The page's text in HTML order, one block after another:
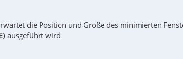
die Position und Größe des minimierten
ausgeführt wird